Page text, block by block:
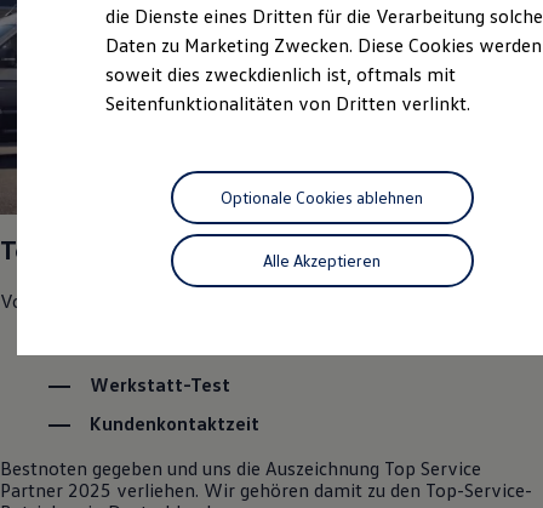
myVolkswagen Business
Elektrisch & Autonom
Elektro - & Hybridfahrzeuge
Klimafreundlicher Strom
Ladezeitensimulator
Ladelösungen für Privatkunden
Ladelösungen für Gewerbekunden
Wallbox und Ladekabel
Bidirektionales Laden
Förderung & Kosten der Elektrofahrzeuge
Kostensimulator
Autonomes Fahren
Mehr zum ID. Buzz
Online Beratung
California Club
California Magazin & Ratgeber
Top Service Partner 2025
Volkswagen
Werkstatt-Test
Kundenkontaktzeit
Bestnoten gegeben und uns die Auszeichnung Top Service
Partner 2025 verliehen. Wir gehören damit zu den Top-Service-
die Dienste eines Dritten für die Verarbeitung
Daten zu Marketing Zwecken. Diese Cookies
soweit dies zweckdienlich ist, oftmals mit
Seitenfunktionalitäten von Dritten verlinkt.
Alle Akzeptieren
Optionale Cookies ablehnen